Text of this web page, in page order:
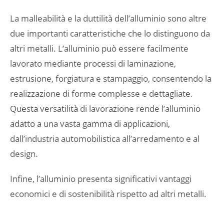
La malleabilità e la duttilità dell’alluminio sono altre
due importanti caratteristiche che lo distinguono da
altri metalli. L’alluminio può essere facilmente
lavorato mediante processi di laminazione,
estrusione, forgiatura e stampaggio, consentendo la
realizzazione di forme complesse e dettagliate.
Questa versatilità di lavorazione rende l’alluminio
adatto a una vasta gamma di applicazioni,
dall’industria automobilistica all’arredamento e al
design.
Infine, l’alluminio presenta significativi vantaggi
economici e di sostenibilità rispetto ad altri metalli.